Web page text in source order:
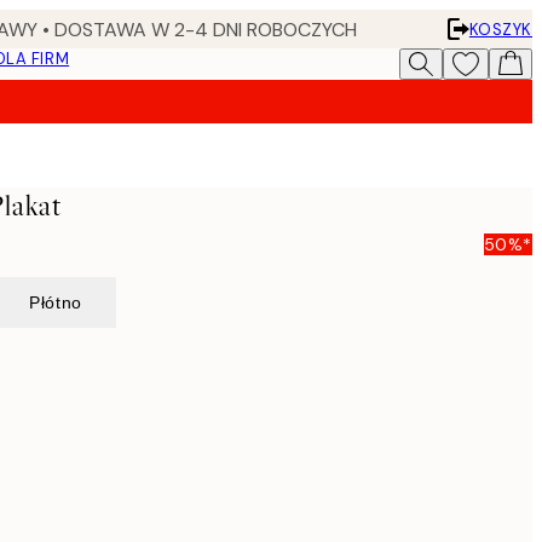
• DOSTAWA W 2-4 DNI ROBOCZYCH
KOSZYK
FIRM
50%*
Płótno